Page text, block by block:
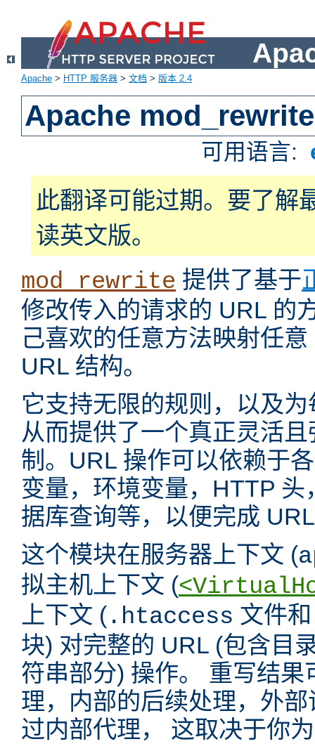
Apache > HTTP 服务器 > 文档 > 版本 2.4
Apache mod_rewrite
可用语言:
此翻译可能过期。要了解
读英文版。
mod_rewrite 提供了基于
修改传入的请求的 URL 的
己喜欢的任意方法映射任
URL 结构。
它支持无限的规则，以及
从而提供了一个真正灵活
制。URL 操作可以依赖于
变量，环境变量，HTTP
据库查询等，以便完成
这个模块在服务器上下文 (
拟主机上下文 (
上下文 ( .htaccess 文件
块) 对完整的 URL (包含目
符串部分) 操作。 重写结
理，内部的后续处理，外
过内部代理， 这取决于你